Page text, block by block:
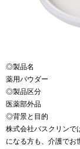
◎製品名
薬用パウダー
◎製品区分
医薬部外品
◎背景と目的
株式会社バスクリンで
になる方も、介護でお